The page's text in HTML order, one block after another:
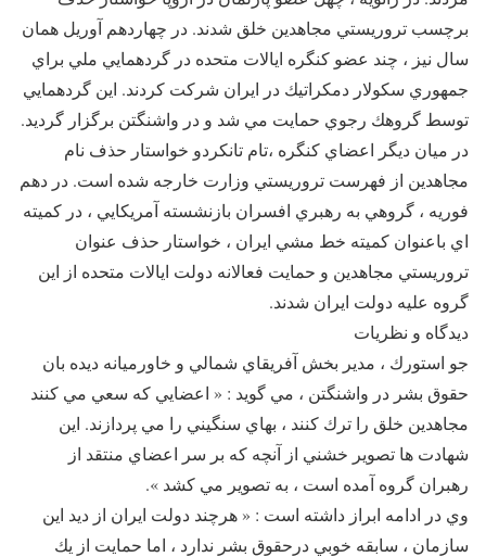
برچسب تروريستي مجاهدين خلق شدند. در چهاردهم آوريل همان
سال نيز ، چند عضو كنگره ايالات متحده در گردهمايي ملي براي
جمهوري سكولار دمكراتيك در ايران شركت كردند. اين گردهمايي
توسط گروهك رجوي حمايت مي شد و در واشنگتن برگزار گرديد.
در ميان ديگر اعضاي كنگره ،تام تانكردو خواستار حذف نام
مجاهدين از فهرست تروريستي وزارت خارجه شده است. در دهم
فوريه ، گروهي به رهبري افسران بازنشسته آمريكايي ، در كميته
اي باعنوان كميته خط مشي ايران ، خواستار حذف عنوان
تروريستي مجاهدين و حمايت فعالانه دولت ايالات متحده از اين
گروه عليه دولت ايران شدند.
ديدگاه و نظريات
جو استورك ، مدير بخش آفريقاي شمالي و خاورميانه ديده بان
حقوق بشر در واشنگتن ، مي گويد : « اعضايي كه سعي مي كنند
مجاهدين خلق را ترك كنند ، بهاي سنگيني را مي پردازند. اين
شهادت ها تصوير خشني از آنچه كه بر سر اعضاي منتقد از
رهبران گروه آمده است ، به تصوير مي كشد ».
وي در ادامه ابراز داشته است : « هرچند دولت ايران از ديد اين
سازمان ، سابقه خوبي درحقوق بشر ندارد ، اما حمايت از يك